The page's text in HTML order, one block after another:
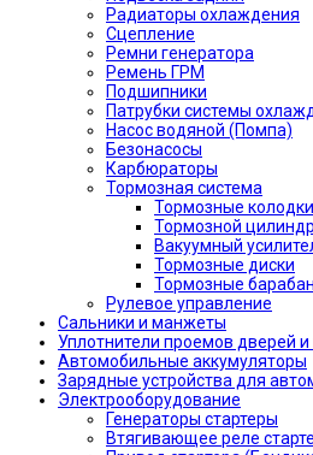
Радиаторы охлаждения
Сцепление
Ремни генератора
Ремень ГРМ
Подшипники
Патрубки системы
Насос водяной (Помпа)
Безонасосы
Карбюраторы
Тормозная система
Тормозные колодки
Тормозной цилиндр
Вакуумный
Тормозные диски
Тормозные
Рулевое управление
Сальники и манжеты
Уплотнители проемов дверей
Автомобильные аккумуляторы
Зарядные устройства для
Электрооборудование
Генераторы стартеры
Втягивающее реле